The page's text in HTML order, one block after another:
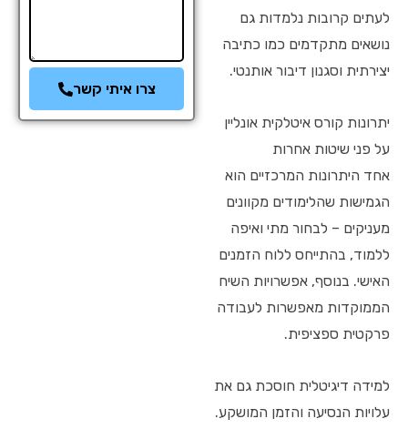
לעתים קרובות נלמדות גם
נושאים מתקדמים כמו כתיבה
יצירתית וסגנון דיבור אותנטי.
יתרונות קורס איטלקית אונליין
על פני שיטות אחרות
אחד היתרונות המרכזיים הוא
הגמישות שהלימודים מקוונים
מעניקים – לבחור מתי ואיפה
ללמוד, בהתייחס ללוח הזמנים
האישי. בנוסף, אפשרויות השיח
הממוקדות מאפשרות לעבודה
פרקטית ספציפית.
למידה דיגיטלית חוסכת גם את
עלויות הנסיעה והזמן המושקע.
צרו איתי קשר